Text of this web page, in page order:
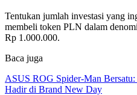
Tentukan jumlah investasi yang
membeli token PLN dalam
Rp 1.000.000.
Baca juga
ASUS ROG Spider-Man
Hadir di Brand New Day